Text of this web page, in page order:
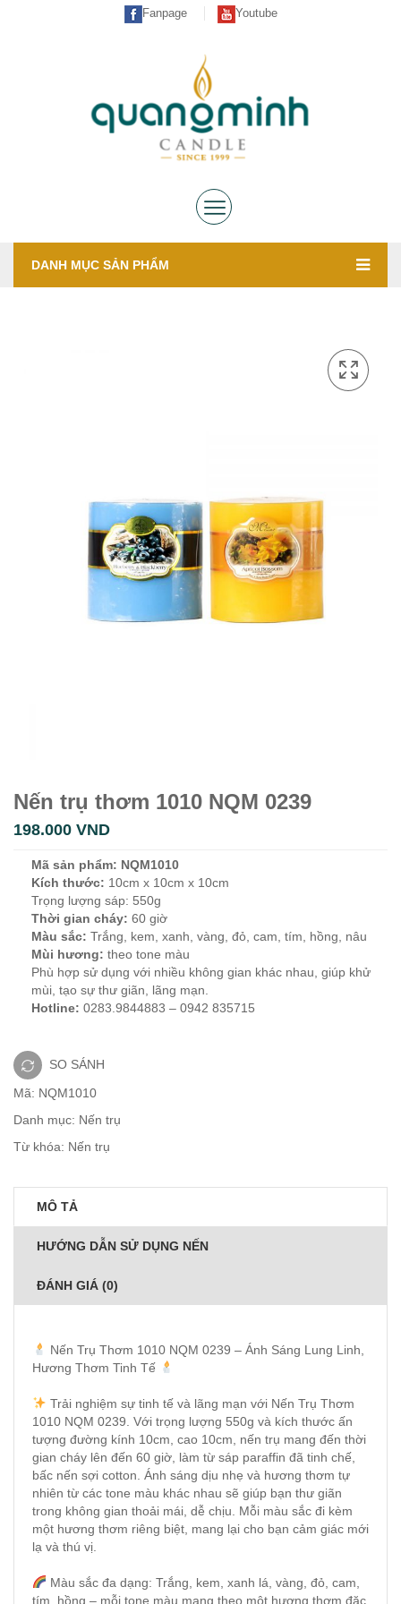
Fanpage Youtube
DANH MỤC SẢN PHẨM
Nến trụ thơm 1010 NQM 0239
198.000 VND
Mã sản phẩm: NQM1010
Kích thước: 10cm x 10cm x 10cm
Trọng lượng sáp: 550g
Thời gian cháy: 60 giờ
Màu sắc: Trắng, kem, xanh, vàng, đỏ, cam, tím, hồng, nâu
Mùi hương: theo tone màu
Phù hợp sử dụng với nhiều không gian khác nhau, giúp khử
mùi, tạo sự thư giãn, lãng mạn.
Hotline: 0283.9844883 – 0942 835715
SO SÁNH
Mã: NQM1010
Danh mục: Nến trụ
Từ khóa: Nến trụ
MÔ TẢ
HƯỚNG DẪN SỬ DỤNG NẾN
ĐÁNH GIÁ (0)
Nến Trụ Thơm 1010 NQM 0239 – Ánh Sáng Lung Linh,
Hương Thơm Tinh Tế
Trải nghiệm sự tinh tế và lãng mạn với Nến Trụ Thơm
1010 NQM 0239. Với trọng lượng 550g và kích thước ấn
tượng đường kính 10cm, cao 10cm, nến trụ mang đến thời
gian cháy lên đến 60 giờ, làm từ sáp paraffin đã tinh chế,
bấc nến sợi cotton. Ánh sáng dịu nhẹ và hương thơm tự
nhiên từ các tone màu khác nhau sẽ giúp bạn thư giãn
trong không gian thoải mái, dễ chịu. Mỗi màu sắc đi kèm
một hương thơm riêng biệt, mang lại cho bạn cảm giác mới
lạ và thú vị.
Màu sắc đa dạng: Trắng, kem, xanh lá, vàng, đỏ, cam,
tím, hồng – mỗi tone màu mang theo một hương thơm đặc